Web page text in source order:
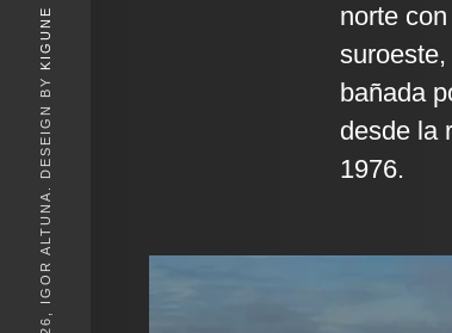
© 2026, IGOR ALTUNA. DESEIGN BY
KIGUNE
norte
bañada
desde la
1976.